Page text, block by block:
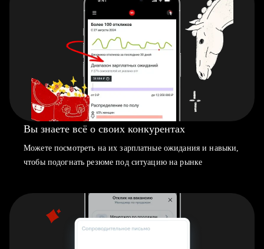
Вы знаете всё о своих конкурентах
Можете посмотреть на их зарплатные ожидания и навыки,
чтобы подогнать резюме под ситуацию на рынке